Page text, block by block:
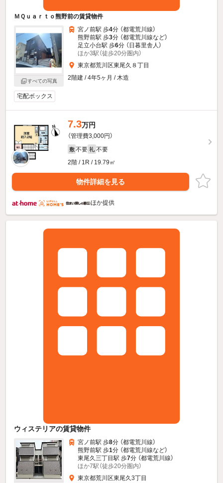
ＭＱｕａｒｔｏ熊野前の賃貸物件
すべての写真
宮ノ前駅 歩4分 （都電荒川線）
熊野前駅 歩3分 （都電荒川線など）
足立小台駅 歩6分 （日暮里舎人）
ほか3駅（徒歩20分圏内）
東京都荒川区東尾久８丁目
2階建 / 4年5ヶ月 / 木造
宅配ボックス
7.3万円
（管理費3,000円）
敷 不要 礼 不要
2階 / 1R / 19.79㎡
物件詳細を見る
ほか提供
ウィステリアの賃貸物件
宮ノ前駅 歩8分 （都電荒川線）
熊野前駅 歩1分 （都電荒川線など）
東尾久三丁目駅 歩7分 （都電荒川線）
ほか7駅（徒歩20分圏内）
東京都荒川区東尾久3丁目